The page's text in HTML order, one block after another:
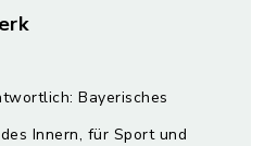
Bayerisches
Innern, für Sport und